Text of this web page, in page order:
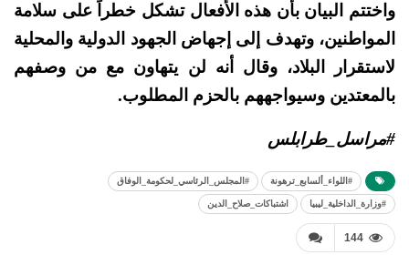
واختتم البيان بأن هذه الأفعال تشكل خطراً على سلامة
المواطنين، وتهدف إلى إجهاض الجهود الدولية والمحلية
لاستقرار البلاد، وقال أنه لن يتهاون مع من وصفهم
بالمعتدين وسيواجههم بالحزم المطلوب.
#مراسل_طرابلس
#اللواء_ألسابع_ترهونة #المجلس_الرئاسي_لحكومة_الوفاق
#وزارة_الداخلية_ليبيا اشتباكات_صلاح_الدين
144